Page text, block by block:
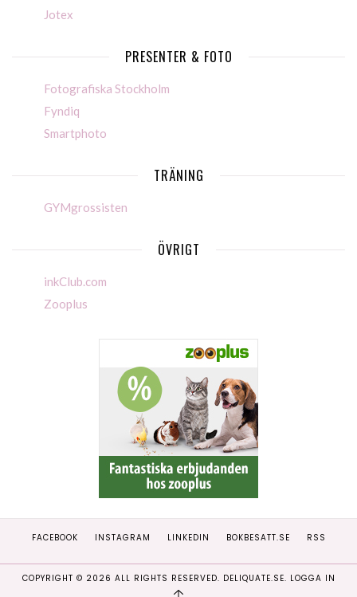
Jotex
PRESENTER & FOTO
Fotografiska Stockholm
Fyndiq
Smartphoto
TRÄNING
GYMgrossisten
ÖVRIGT
inkClub.com
Zooplus
FACEBOOK INSTAGRAM LINKEDIN BOKBESATT.SE RSS
COPYRIGHT © 2026 ALL RIGHTS RESERVED. DELIQUATE.SE. LOGGA IN